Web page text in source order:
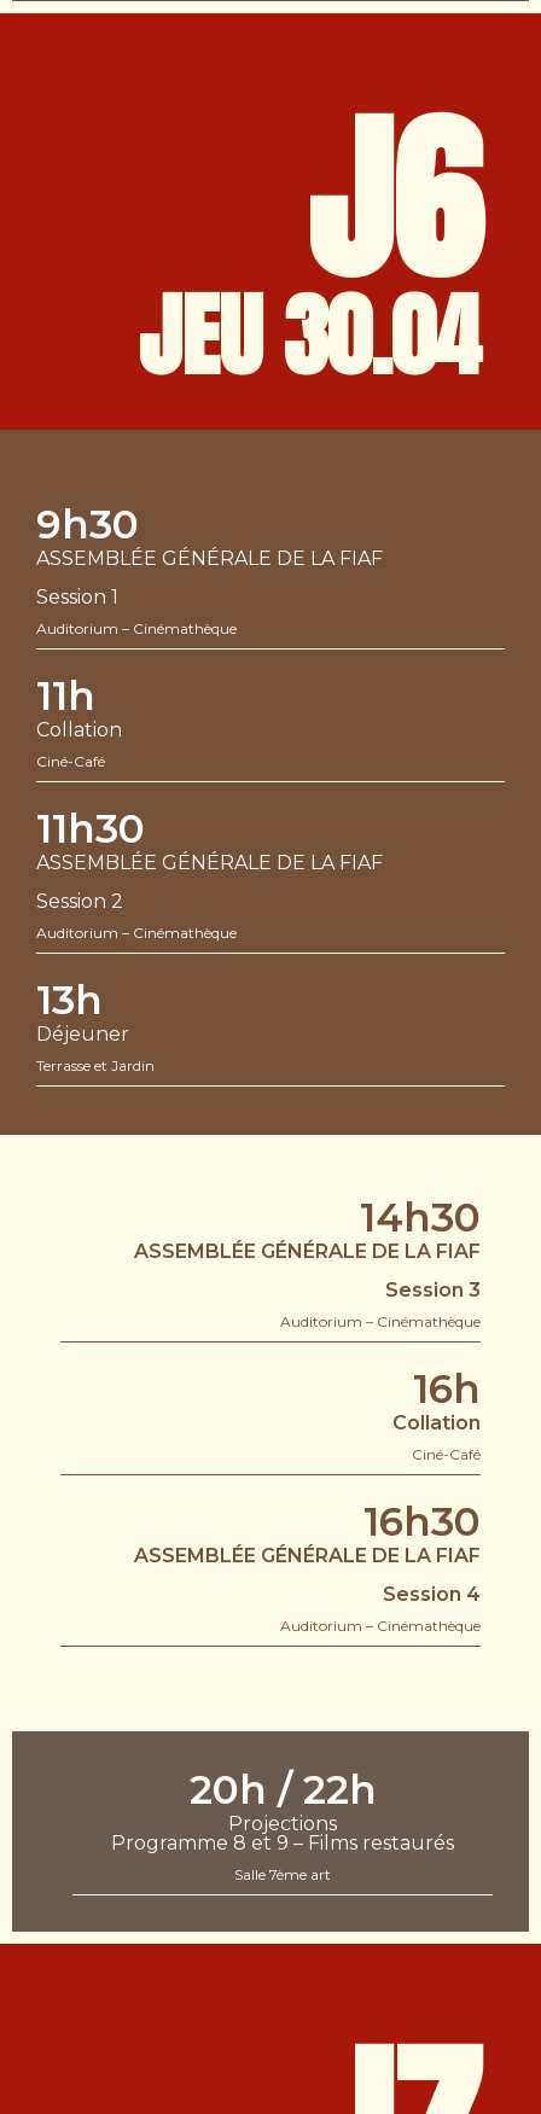
9h30
ASSEMBLÉE GÉNÉRALE DE LA FIAF
Session 1
Auditorium – Cinémathèque
11h
Collation
Ciné-Café
11h30
ASSEMBLÉE GÉNÉRALE DE LA FIAF
Session 2
Auditorium – Cinémathèque
13h
Déjeuner
Terrasse et Jardin
14h30
ASSEMBLÉE GÉNÉRALE DE LA FIAF
Session 3
Auditorium – Cinémathèque
16h
Collation
Ciné-Café
16h30
ASSEMBLÉE GÉNÉRALE DE LA FIAF
Session 4
Auditorium – Cinémathèque
20h / 22h
Projections
Programme 8 et 9 – Films restaurés
Salle 7ème art
J6
JEU 30.04